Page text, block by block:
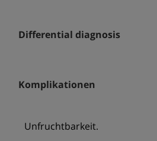
Differential diagnosis
Komplikationen
Unfruchtbarkeit.